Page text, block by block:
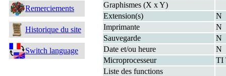
Remerciements
Historique du site
Switch language
Graphismes (X x Y)
Extension(s)
N
Imprimante
N
Sauvegarde
N
Date et/ou heure
N
Microprocesseur
TI
Liste des functions